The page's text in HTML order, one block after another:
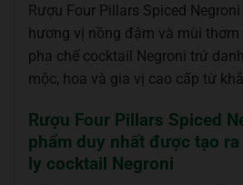
Rượu Four Pillars Spiced
hương vị nồng đậm và mùi
pha chế cocktail Negroni trứ
mộc, hoa và gia vị cao cấp từ
Rượu Four Pillars Spiced
phẩm duy nhất được tạo
ly cocktail Negroni